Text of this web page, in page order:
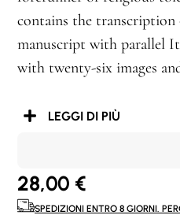
contains the transcription
manuscript with parallel
with twenty-six images
LEGGI DI PIÙ
28,00 €
SPEDIZIONI ENTRO 8 GIORNI.